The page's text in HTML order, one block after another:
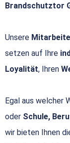
Brandschutztor
Unsere
setzen auf Ihre
Loyalität, Ihren
Egal aus welcher
oder Schule,
wir bieten Ihnen